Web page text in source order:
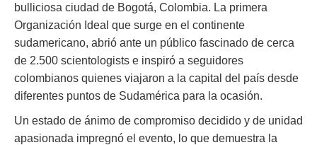
bulliciosa ciudad de Bogotá, Colombia. La primera
Organización Ideal que surge en el continente
sudamericano, abrió ante un público fascinado de cerca
de 2.500 scientologists e inspiró a seguidores
colombianos quienes viajaron a la capital del país desde
diferentes puntos de Sudamérica para la ocasión.
Un estado de ánimo de compromiso decidido y de unidad
apasionada impregnó el evento, lo que demuestra la